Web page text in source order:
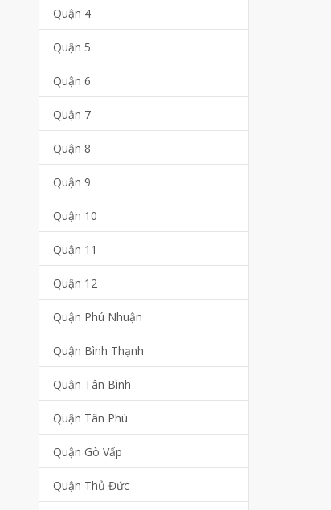
Quận 4
Quận 5
Quận 6
Quận 7
Quận 8
Quận 9
Quận 10
Quận 11
Quận 12
Quận Phú Nhuận
Quận Bình Thạnh
Quận Tân Bình
Quận Tân Phú
Quận Gò Vấp
Quận Thủ Đức